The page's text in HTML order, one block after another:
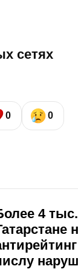
сетях
0 0
4